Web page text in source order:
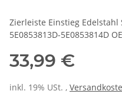
Zierleiste Einstieg Edelstahl
5E0853813D-5E0853814D
33,99 €
inkl. 19% USt. ,